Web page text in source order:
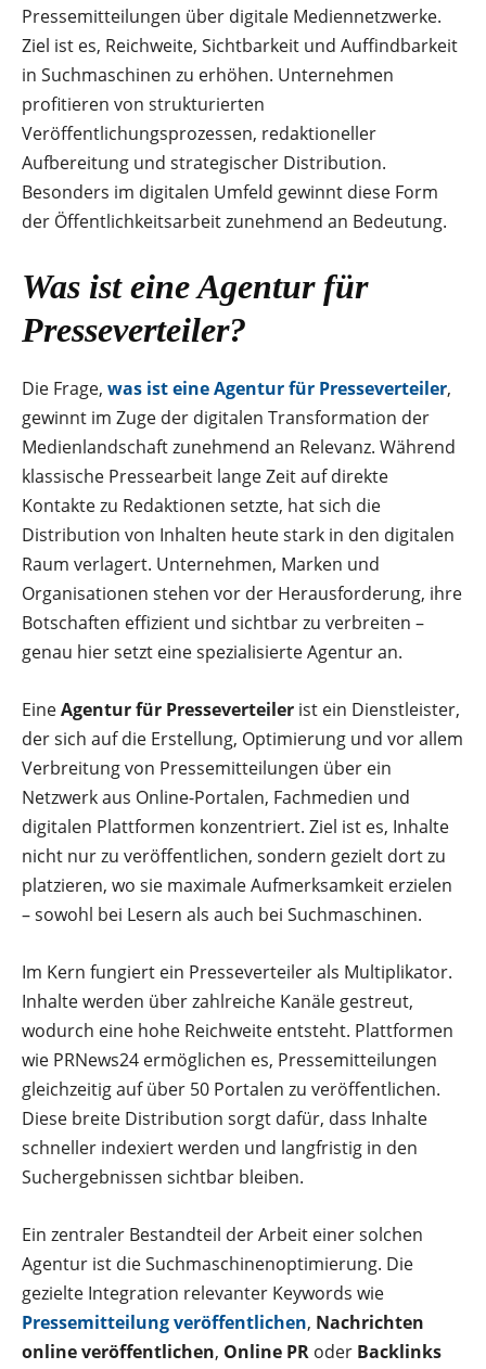
Pressemitteilungen über digitale Mediennetzwerke.
Ziel ist es, Reichweite, Sichtbarkeit und Auffindbarkeit
in Suchmaschinen zu erhöhen. Unternehmen
profitieren von strukturierten
Veröffentlichungsprozessen, redaktioneller
Aufbereitung und strategischer Distribution.
Besonders im digitalen Umfeld gewinnt diese Form
der Öffentlichkeitsarbeit zunehmend an Bedeutung.
Was ist eine Agentur für
Presseverteiler?
Die Frage, was ist eine Agentur für Presseverteiler,
gewinnt im Zuge der digitalen Transformation der
Medienlandschaft zunehmend an Relevanz. Während
klassische Pressearbeit lange Zeit auf direkte
Kontakte zu Redaktionen setzte, hat sich die
Distribution von Inhalten heute stark in den digitalen
Raum verlagert. Unternehmen, Marken und
Organisationen stehen vor der Herausforderung, ihre
Botschaften effizient und sichtbar zu verbreiten –
genau hier setzt eine spezialisierte Agentur an.
EineAgentur für Presseverteiler ist ein Dienstleister,
der sich auf die Erstellung, Optimierung und vor allem
Verbreitung von Pressemitteilungen über ein
Netzwerk aus Online-Portalen, Fachmedien und
digitalen Plattformen konzentriert. Ziel ist es, Inhalte
nicht nur zu veröffentlichen, sondern gezielt dort zu
platzieren, wo sie maximale Aufmerksamkeit erzielen
– sowohl bei Lesern als auch bei Suchmaschinen.
Im Kern fungiert ein Presseverteiler als Multiplikator.
Inhalte werden über zahlreiche Kanäle gestreut,
wodurch eine hohe Reichweite entsteht. Plattformen
wie PRNews24 ermöglichen es, Pressemitteilungen
gleichzeitig auf über 50 Portalen zu veröffentlichen.
Diese breite Distribution sorgt dafür, dass Inhalte
schneller indexiert werden und langfristig in den
Suchergebnissen sichtbar bleiben.
Ein zentraler Bestandteil der Arbeit einer solchen
Agentur ist die Suchmaschinenoptimierung. Die
gezielte Integration relevanter Keywords wie
Pressemitteilung veröffentlichen, Nachrichten
online veröffentlichen, Online PR oder Backlinks